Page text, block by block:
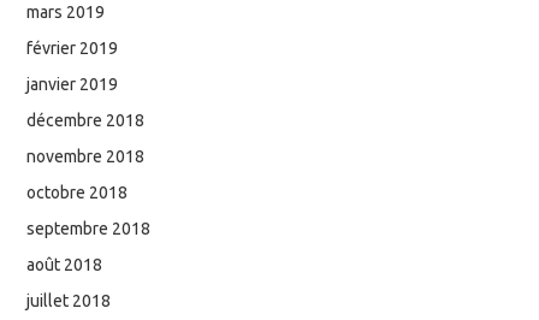
mars 2019
février 2019
janvier 2019
décembre 2018
novembre 2018
octobre 2018
septembre 2018
août 2018
juillet 2018